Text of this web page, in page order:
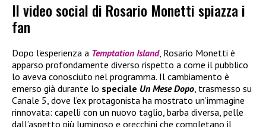
Il video social di Rosario Monetti spiazza i
fan
Dopo l’esperienza a Temptation Island, Rosario Monetti è
apparso profondamente diverso rispetto a come il pubblico
lo aveva conosciuto nel programma. Il cambiamento è
emerso già durante lo speciale Un Mese Dopo, trasmesso su
Canale 5, dove l’ex protagonista ha mostrato un’immagine
rinnovata: capelli con un nuovo taglio, barba diversa, pelle
dall’aspetto più luminoso e orecchini che completano il